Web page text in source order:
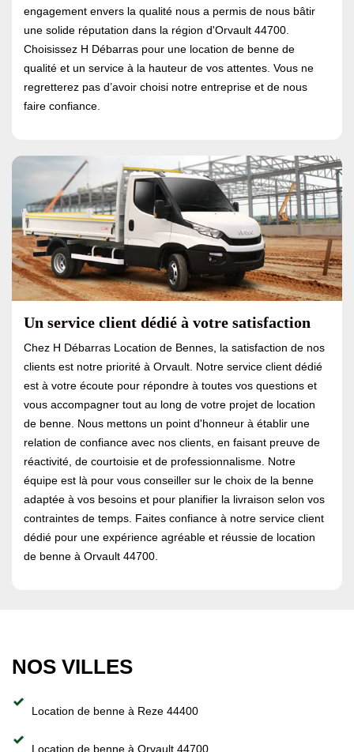
engagement envers la qualité nous a permis de nous bâtir
une solide réputation dans la région d'Orvault 44700.
Choisissez H Débarras pour une location de benne de
qualité et un service à la hauteur de vos attentes. Vous ne
regretterez pas d’avoir choisi notre entreprise et de nous
faire confiance.
Un service client dédié à votre satisfaction
Chez H Débarras Location de Bennes, la satisfaction de nos
clients est notre priorité à Orvault. Notre service client dédié
est à votre écoute pour répondre à toutes vos questions et
vous accompagner tout au long de votre projet de location
de benne. Nous mettons un point d'honneur à établir une
relation de confiance avec nos clients, en faisant preuve de
réactivité, de courtoisie et de professionnalisme. Notre
équipe est là pour vous conseiller sur le choix de la benne
adaptée à vos besoins et pour planifier la livraison selon vos
contraintes de temps. Faites confiance à notre service client
dédié pour une expérience agréable et réussie de location
de benne à Orvault 44700.
NOS VILLES
Location de benne à Reze 44400
Location de benne à Orvault 44700